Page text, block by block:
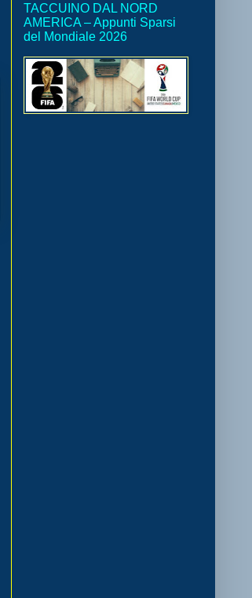
TACCUINO DAL NORD
AMERICA – Appunti Sparsi
del Mondiale 2026